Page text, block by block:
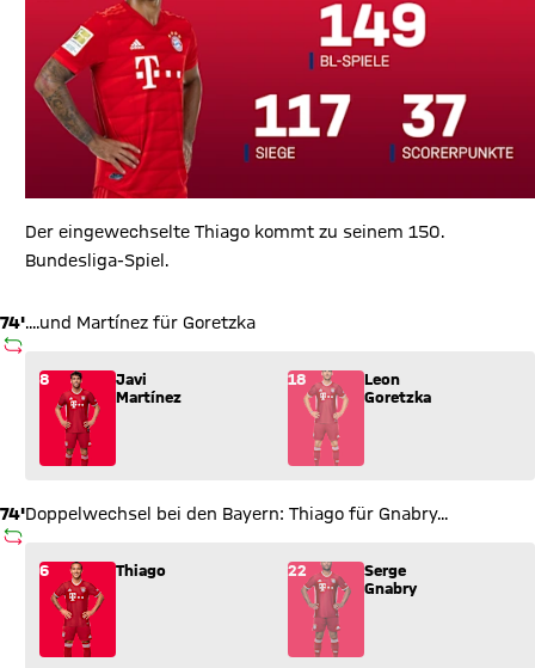
Der eingewechselte Thiago kommt zu seinem 150.
Bundesliga-Spiel.
74'
AUSWECHSLUNG
....und Martínez für Goretzka
Wechsel: Javi Martínez (8) kommt für Leon Goretzka (18) ins
8
Javi
Martínez
18
Leon
Goretzka
74'
AUSWECHSLUNG
Doppelwechsel bei den Bayern: Thiago für Gnabry...
Wechsel: Thiago (6) kommt für Serge Gnabry (22) ins Spiel.
6 Thiago 22
Serge
Gnabry